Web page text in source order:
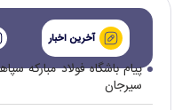
آخرین اخبار
پیام باشگاه فولاد مبارکه
سیرجان